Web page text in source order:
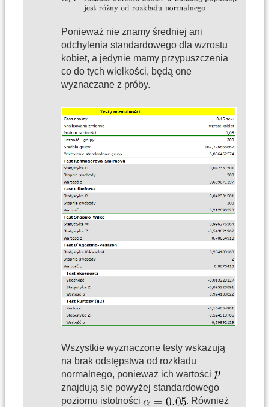
Ponieważ nie znamy średniej ani
odchylenia standardowego dla wzrostu
kobiet, a jedynie mamy przypuszczenia
co do tych wielkości, będą one
wyznaczane z próby.
Wszystkie wyznaczone testy wskazują
na brak odstępstwa od rozkładu
normalnego, ponieważ ich wartości
znajdują się powyżej standardowego
poziomu istotności
. Również